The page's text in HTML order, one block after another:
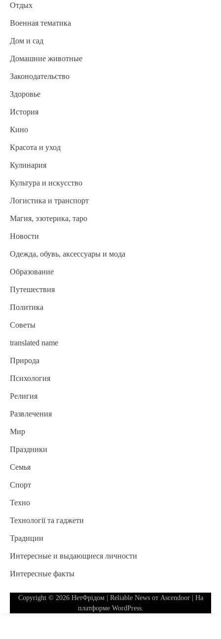
Отдых
Военная тематика
Дом и сад
Домашние животные
Законодательство
Здоровье
История
Кино
Красота и уход
Кулинария
Культура и искусство
Логистика и транспорт
Магия, эзотерика, таро
Новости
Одежда, обувь, аксессуары и мода
Образование
Путешествия
Политика
Советы
translated name
Природа
Психология
Религия
Развлечения
Мир
Праздники
Семья
Спорт
Техно
Технології та гаджети
Традиции
Интересные и выдающиеся личности
Интересные факты
Copyright © 2026 НетФрідом| Reliable News от Ascendoor| На
платформе WordPress.